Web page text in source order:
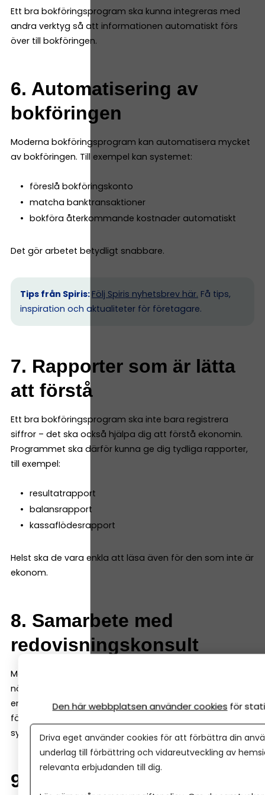
Ett bra bokföringsprogram ska kunna integreras med
andra verktyg så att informationen automatiskt förs
över till bokföringen.
6. Automatisering av
bokföringen
Moderna bokföringsprogram kan automatisera mycket
av bokföringen. Till exempel kan systemet:
föreslå bokföringskonto
matcha banktransaktioner
bokföra återkommande kostnader automatiskt
Det gör arbetet betydligt snabbare.
Tips från Spiris: Följ Spiris nyhetsbrev här. Få tips,
inspiration och aktualiteter för företagare.
7. Rapporter som är lätta
att förstå
Ett bra bokföringsprogram ska inte bara registrera
siffror – det ska också hjälpa dig att förstå ekonomin.
Programmet ska därför kunna ge dig tydliga rapporter,
till exempel:
resultatrapport
balansrapport
kassaflödesrapport
Helst ska de vara enkla att läsa även för den som inte är
ekonom.
8. Samarbete med
redovisningskonsult
Många företag väljer att anlita en redovisningskonsult
när de växer. Då är det viktigt att programmet gör det
enkelt att dela bokföringen. Många system låter både
företagaren och redovisningskonsulten arbeta i samma
system samtidigt.
9. Möjlighet att växa med
Den här webbplatsen använder cookies för
Driva eget använder cookies för att förbättra din
underlag till förbättring och vidareutveckling av
relevanta erbjudanden till dig.